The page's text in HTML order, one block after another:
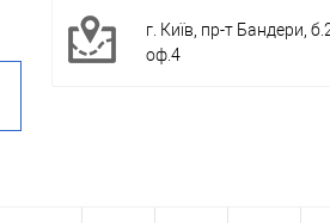
г. Київ, пр-т Бандери,
оф.4